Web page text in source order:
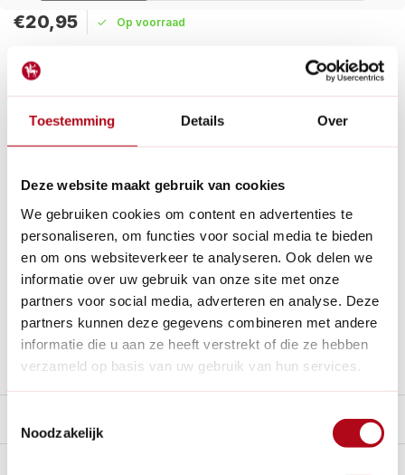
Toestemming Details Over
Deze website maakt gebruik van cookies
We gebruiken cookies om content en advertenties te
personaliseren, om functies voor social media te bieden
en om ons websiteverkeer te analyseren. Ook delen we
informatie over uw gebruik van onze site met onze
partners voor social media, adverteren en analyse. Deze
partners kunnen deze gegevens combineren met andere
informatie die u aan ze heeft verstrekt of die ze hebben
verzameld op basis van uw gebruik van hun services.
Noodzakelijk
€20,95 Op voorraad
Maak een keuze:
Lees meer
Betaal achteraf met Riverty.
Gratis verzendenvanaf € 60 in België en Nederland.*
14dagen bedenktijd
Al28 jaarde tuinspecialist voor tuinliefhebbers
Nieuw:Haal je bestelling in Wilnis bij ons op!
Stel een vraag over dit product